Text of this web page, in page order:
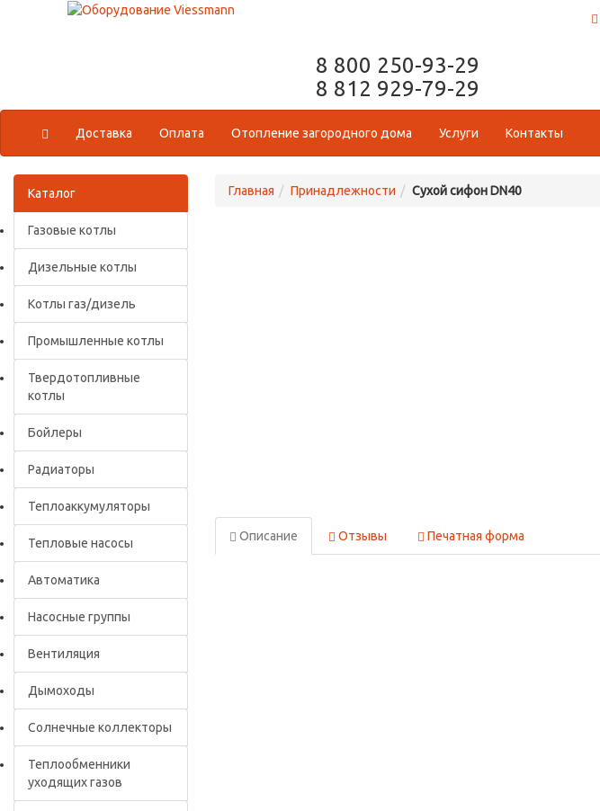
8 800 250-93-29
8 812 929-79-29
Доставка Оплата Отопление загородного дома Услуги Контакты
Каталог
Газовые котлы
Дизельные котлы
Котлы газ/дизель
Промышленные котлы
Твердотопливные
котлы
Бойлеры
Радиаторы
Теплоаккумуляторы
Тепловые насосы
Автоматика
Насосные группы
Вентиляция
Дымоходы
Солнечные коллекторы
Теплообменники
уходящих газов
Главная Принадлежности Сухой сифон DN40
Описание Отзывы Печатная форма